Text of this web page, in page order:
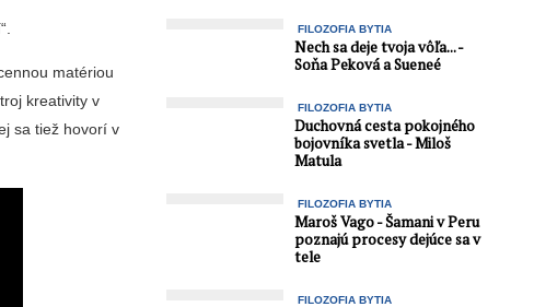
matériou
kreativity v
sa tiež hovorí v
FILOZOFIA BYTIA
Nech sa deje tvoja vôľa... -
Soňa Peková a Sueneé
FILOZOFIA BYTIA
Duchovná cesta pokojného
bojovníka svetla - Miloš
Matula
FILOZOFIA BYTIA
Maroš Vago - Šamani v Peru
poznajú procesy dejúce sa v
tele
FILOZOFIA BYTIA